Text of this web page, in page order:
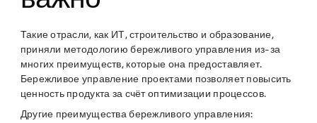
Такие отрасли, как ИТ, строительство и образование,
приняли методологию бережливого управления из-за
многих преимуществ, которые она предоставляет.
Бережливое управление проектами позволяет повысить
ценность продукта за счёт оптимизации процессов.
Другие преимущества бережливого управления: